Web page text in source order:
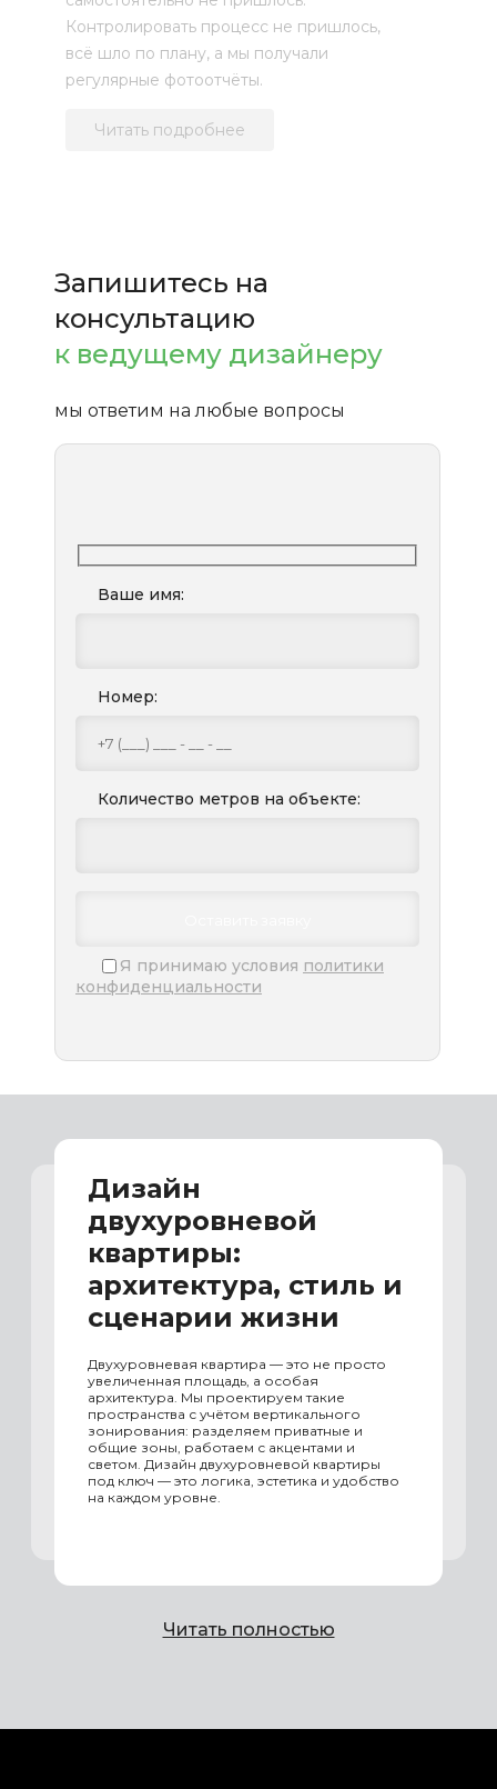
Контролировать процесс не пришлось,
всё шло по плану, а мы получали
регулярные фотоотчёты.
Читать подробнее
Запишитесь на
консультацию
к ведущему дизайнеру
мы ответим на любые вопросы
Ваше имя:
Номер:
Количество метров на объекте:
Я принимаю условия политики
конфиденциальности
Дизайн
двухуровневой
квартиры:
архитектура, стиль и
сценарии жизни
Двухуровневая квартира — это не просто
увеличенная площадь, а особая
архитектура. Мы проектируем такие
пространства с учётом вертикального
зонирования: разделяем приватные и
общие зоны, работаем с акцентами и
светом. Дизайн двухуровневой квартиры
под ключ — это логика, эстетика и удобство
на каждом уровне.
Читать полностью